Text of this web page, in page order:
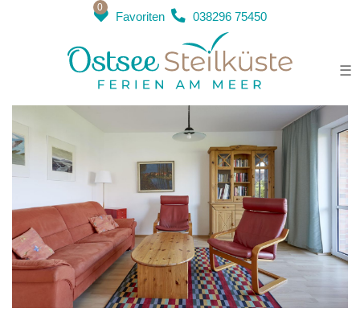
0
Favoriten 038296 75450
☰
Haus Sanddorn Whg. 3